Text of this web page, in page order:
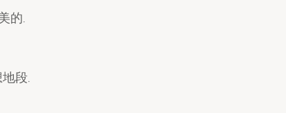
的.
段.